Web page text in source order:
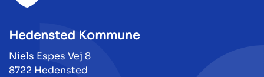
Hedensted Kommune
Niels Espes Vej 8
8722 Hedensted